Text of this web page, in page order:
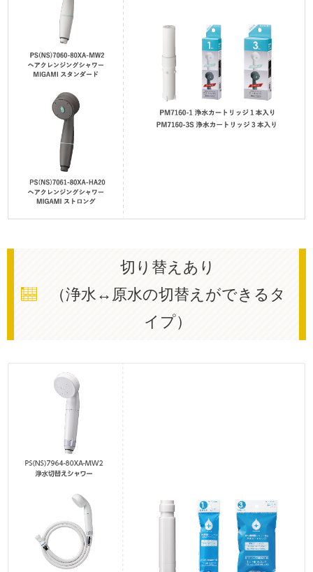
切り替えあり
（浄水↔︎原水の切替えができるタ
イプ）